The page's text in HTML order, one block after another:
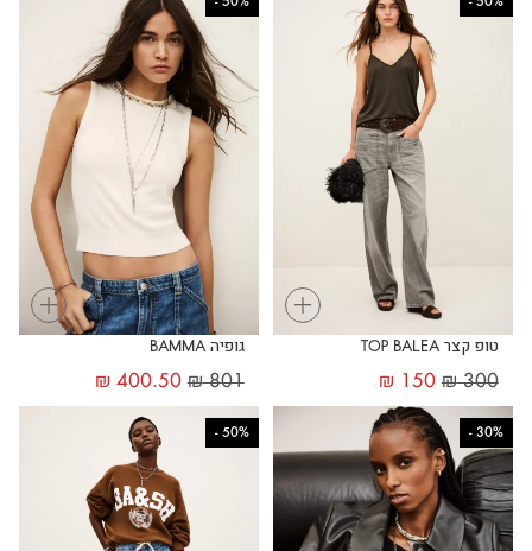
+
טופ קצר TOP BALEA
₪300
₪ 150
+
גופיה BAMMA
₪801
₪ 400.50
30%
-
50%
-